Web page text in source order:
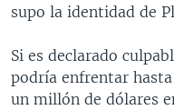
LAS CLAVES
PANORAMA
BUENOS DÍAS AMÉRICA
ESTADOS UNIDOS AL DÍA
EL MUNDO AL DÍA
SÍGANOS
supo la identidad de
Si es declarado
podría enfrentar
un millón de dólares